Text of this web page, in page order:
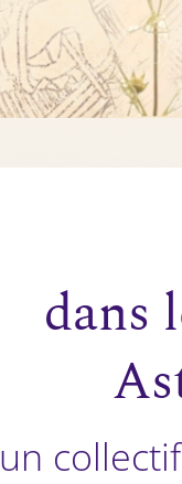
dans
un